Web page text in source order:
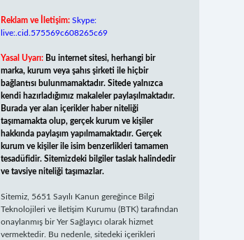
Reklam ve İletişim: Skype:
live:.cid.575569c608265c69
Yasal Uyarı: Bu internet sitesi, herhangi bir
marka, kurum veya şahıs şirketi ile hiçbir
bağlantısı bulunmamaktadır. Sitede yalnızca
kendi hazırladığımız makaleler paylaşılmaktadır.
Burada yer alan içerikler haber niteliği
taşımamakta olup, gerçek kurum ve kişiler
hakkında paylaşım yapılmamaktadır. Gerçek
kurum ve kişiler ile isim benzerlikleri tamamen
tesadüfidir. Sitemizdeki bilgiler taslak halindedir
ve tavsiye niteliği taşımazlar.
Sitemiz, 5651 Sayılı Kanun gereğince Bilgi
Teknolojileri ve İletişim Kurumu (BTK) tarafından
onaylanmış bir Yer Sağlayıcı olarak hizmet
vermektedir. Bu nedenle, sitedeki içerikleri